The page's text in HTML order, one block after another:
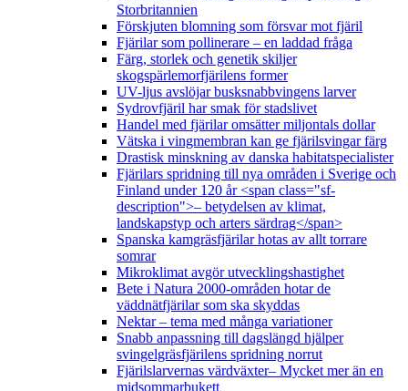
Storbritannien
Förskjuten blomning som försvar mot fjäril
Fjärilar som pollinerare – en laddad fråga
Färg, storlek och genetik skiljer
skogspärlemorfjärilens former
UV-ljus avslöjar busksnabbvingens larver
Sydrovfjäril har smak för stadslivet
Handel med fjärilar omsätter miljontals dollar
Vätska i vingmembran kan ge fjärilsvingar färg
Drastisk minskning av danska habitatspecialister
Fjärilars spridning till nya områden i Sverige och
Finland under 120 år <span class="sf-
description">– betydelsen av klimat,
landskapstyp och arters särdrag</span>
Spanska kamgräsfjärilar hotas av allt torrare
somrar
Mikroklimat avgör utvecklingshastighet
Bete i Natura 2000-områden hotar de
väddnätfjärilar som ska skyddas
Nektar – tema med många variationer
Snabb anpassning till dagslängd hjälper
svingelgräsfjärilens spridning norrut
Fjärilslarvernas värdväxter– Mycket mer än en
midsommarbukett